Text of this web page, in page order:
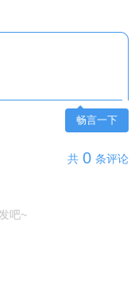
畅言一下
共 0 条评论
吧~